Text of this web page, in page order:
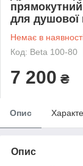
для душової
Немає в
Код: Beta 100-80
7 200 ₴
Опис
Опис